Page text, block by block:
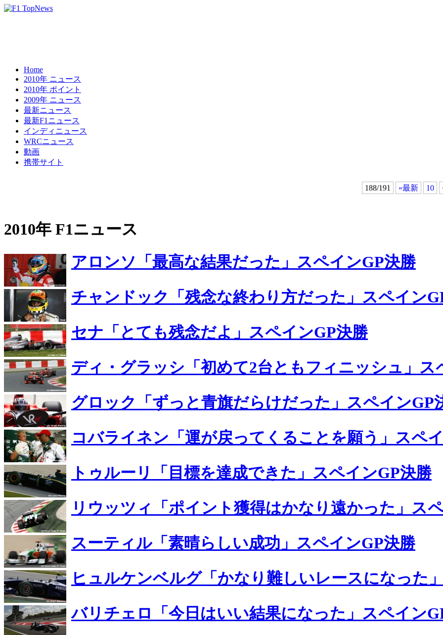
Home
2010年 ニュース
2010年 ポイント
2009年 ニュース
最新ニュース
最新F1ニュース
インディニュース
WRCニュース
動画
携帯サイト
188/191 «最新 10
2010年 F1ニュース
アロンソ「最高な結果だった」スペインGP決勝
チャンドック「残念な終わり方だった」スペイン
セナ「とても残念だよ」スペインGP決勝
ディ・グラッシ「初めて2台ともフィニッシュ」ス
グロック「ずっと青旗だらけだった」スペインGP
コバライネン「運が戻ってくることを願う」スペ
トゥルーリ「目標を達成できた」スペインGP決勝
リウッツィ「ポイント獲得はかなり遠かった」ス
スーティル「素晴らしい成功」スペインGP決勝
ヒュルケンベルグ「かなり難しいレースになった
バリチェロ「今日はいい結果になった」スペイン